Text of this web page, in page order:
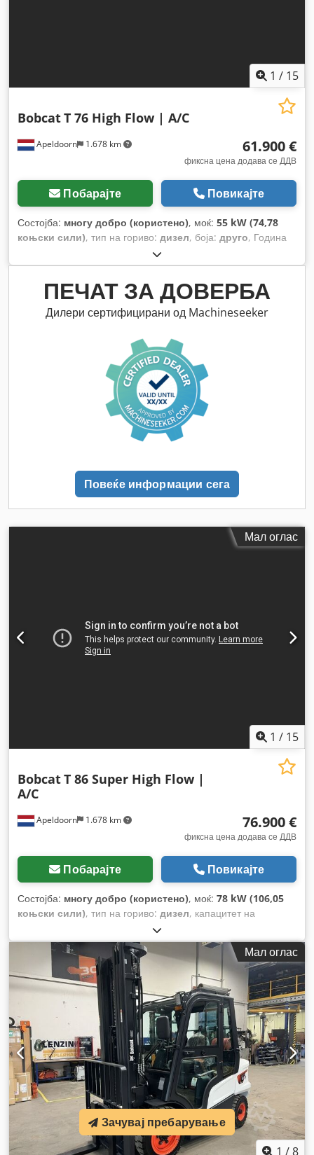
1 / 15
Apeldoorn 1.678 km
BobcatT 76 High Flow | A/C
61.900 €
фиксна цена додава се ДДВ
Побарајте Повикајте
Состојба: многу добро (користено), моќ: 55 kW (74,78
коњски сили), тип на гориво: дизел, боја: друго, Година
, работни часови:
клима уред,
ПЕЧАТ ЗА ДОВЕРБА
Дилери сертифицирани од Machineseeker
Повеќе информации сега
Мал оглас
1 / 15
Apeldoorn 1.678 km
BobcatT 86 Super High Flow |
A/C
76.900 €
фиксна цена додава се ДДВ
Побарајте Повикајте
Состојба: многу добро (користено), моќ: 78 kW (106,05
коњски сили), тип на гориво: дизел, капацитет на
, боја:
подигнување:3.350 мм, Година на изградба:2023, работни
часови:
1.168 h, Опрема:клима уред, Мал оглас
1 /8
Зачувај пребарување